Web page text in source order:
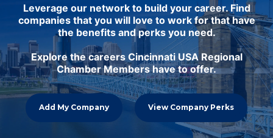
Leverage our network to build your career. Find
companies that you will love to work for that have
the benefits and perks you need.
Explore the careers Cincinnati USA Regional
Chamber Members have to offer.
Add My Company View Company Perks